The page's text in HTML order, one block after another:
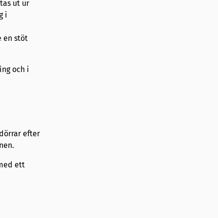
ut ur
i
en stöt
och i
efter
ett